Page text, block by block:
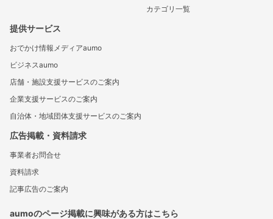
カテゴリ一覧
提供サービス
おでかけ情報メディアaumo
ビジネスaumo
店舗・施設支援サービスのご案内
企業支援サービスのご案内
自治体・地域団体支援サービスのご案内
広告掲載・資料請求
事業者お問合せ
資料請求
記事広告のご案内
aumoのページ掲載に興味がある方はこちら